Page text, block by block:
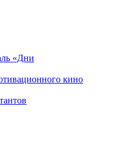
«Дни
кино